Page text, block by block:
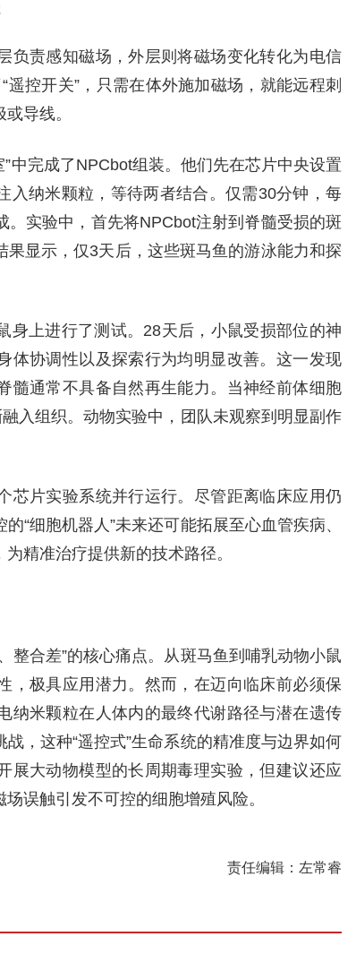
负责感知磁场，外层则将磁场变化转化为电信
控开关”，只需在体外施加磁场，就能远程刺
导线。
中完成了NPCbot组装。他们先在芯片中央设置
入纳米颗粒，等待两者结合。仅需30分钟，每
实验中，首先将NPCbot注射到脊髓受损的斑
显示，仅3天后，这些斑马鱼的游泳能力和探
身上进行了测试。28天后，小鼠受损部位的神
体协调性以及探索行为均明显改善。这一发现
髓通常不具备自然再生能力。当神经前体细胞
入组织。动物实验中，团队未观察到明显副作
芯片实验系统并行运行。尽管距离临床应用仍
“细胞机器人”未来还可能拓展至心血管疾病、
精准治疗提供新的技术路径。
整合差”的核心痛点。从斑马鱼到哺乳动物小鼠
，极具应用潜力。然而，在迈向临床前必须保
纳米颗粒在人体内的最终代谢路径与潜在遗传
，这种“遥控式”生命系统的精准度与边界如何
展大动物模型的长周期毒理实验，但建议还应
误触引发不可控的细胞增殖风险。
责任编辑：左常睿